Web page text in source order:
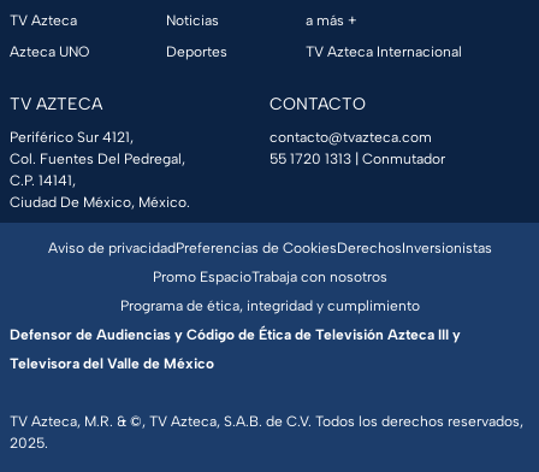
TV Azteca
Azteca UNO
Noticias
Deportes
a más +
TV Azteca Internacional
TV AZTECA
Periférico Sur 4121,
Col. Fuentes Del Pedregal,
C.P. 14141,
Ciudad De México, México.
CONTACTO
contacto@tvazteca.com
55 1720 1313 | Conmutador
TV Azteca, M.R. & ©, TV Azteca, S.A.B. de C.V. Todos los derechos reservados,
2025.
Aviso de privacidadPreferencias de CookiesDerechosInversionistas
Promo EspacioTrabaja con nosotros
Programa de ética, integridad y cumplimiento
Defensor de Audiencias y Código de Ética de Televisión Azteca III y
Televisora del Valle de México